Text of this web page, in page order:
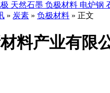
天然石墨 负极材料 电炉钢
» 炭素 » 负极材料 » 正文
料产业有限